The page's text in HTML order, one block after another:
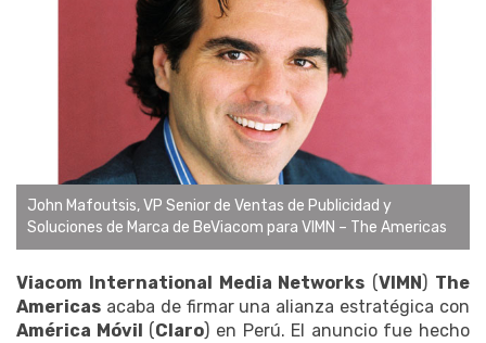
John Mafoutsis, VP Senior de Ventas de Publicidad y
Soluciones de Marca de BeViacom para VIMN – The Americas
Viacom International Media Networks (VIMN) The
Americas acaba de firmar una alianza estratégica con
América Móvil (Claro) en Perú. El anuncio fue hecho